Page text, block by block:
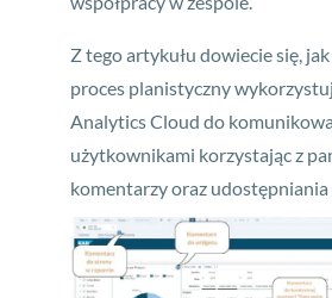
Z tego artykułu dowiecie się,
proces planistyczny
Analytics Cloud do
użytkownikami korzystając z
komentarzy oraz udostępniania